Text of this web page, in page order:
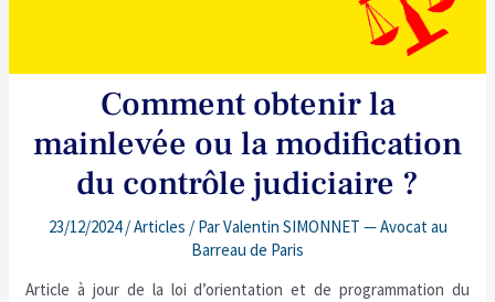
Comment obtenir la
mainlevée ou la modification
du contrôle judiciaire ?
23/12/2024/Articles / ParValentin SIMONNET — Avocat au
Barreau de Paris
Article à jour de la loi d’orientation et de programmation du